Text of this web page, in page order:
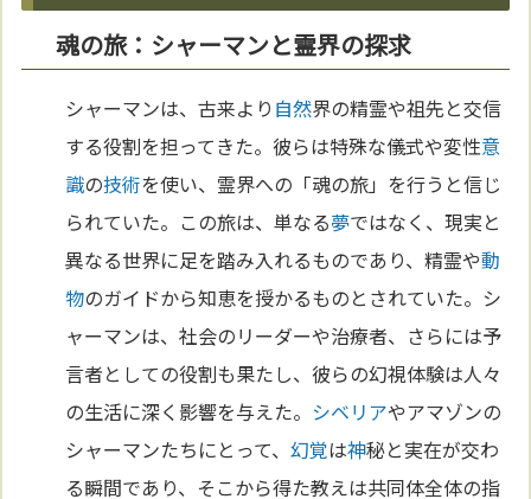
魂の旅：シャーマンと霊界の探求
シャーマンは、古来より 自然界の精霊や祖先と交信
する役割を担ってきた。彼らは特殊な儀式や変性意
識の技術を使い、霊界への「魂の旅」を行うと信じ
られていた。この旅は、単なる夢ではなく、現実と
異なる世界に足を踏み入れるものであり、精霊や動
物のガイドから知恵を授かるものとされていた。シ
ャーマンは、社会のリーダーや治療者、さらには予
言者としての役割も果たし、彼らの幻視体験は人々
の生活に深く影響を与えた。 シベリアやアマゾンの
シャーマンたちにとって、幻覚は神秘と実在が交わ
る瞬間であり、そこから得た教えは共同体全体の指